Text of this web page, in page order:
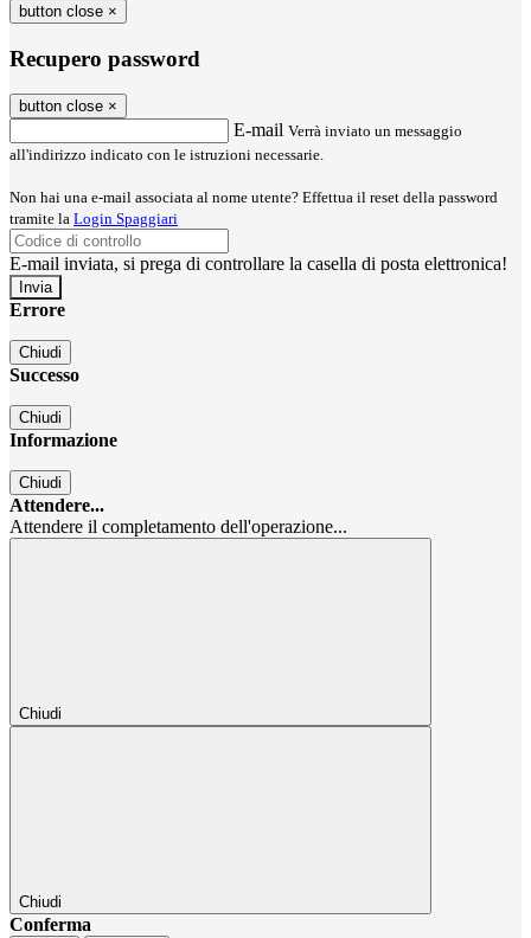
button close ×
Recupero password
button close ×
E-mail Verrà inviato un messaggio
all'indirizzo indicato con le istruzioni necessarie.
Non hai una e-mail associata al nome utente? Effettua il reset della password
tramite la Login Spaggiari
E-mail inviata, si prega di controllare la casella di posta elettronica!
Errore
Chiudi
Successo
Chiudi
Informazione
Chiudi
Attendere...
Attendere il completamento dell'operazione...
Chiudi
Chiudi
Conferma